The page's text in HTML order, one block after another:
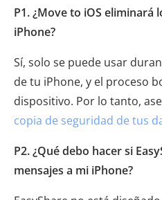
P1. ¿Move to iOS eliminará
iPhone?
Sí, solo se puede usar
de tu iPhone, y el proceso
dispositivo. Por lo tanto,
copia de seguridad de tus
P2. ¿Qué debo hacer si
mensajes a mi iPhone?